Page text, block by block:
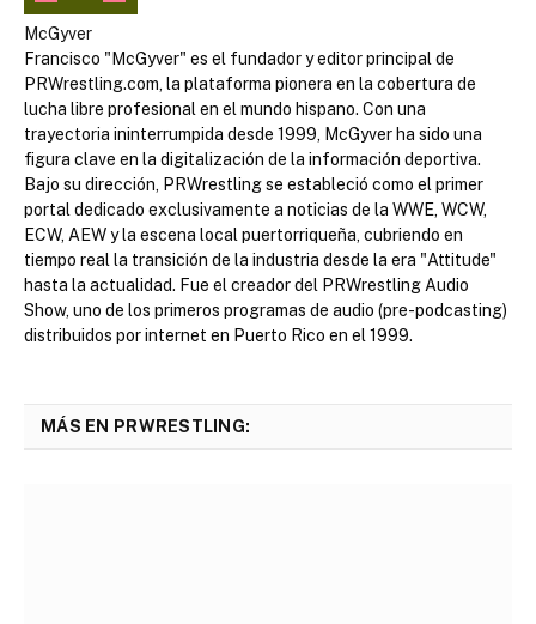
McGyver
Francisco "McGyver" es el fundador y editor principal de
PRWrestling.com, la plataforma pionera en la cobertura de
lucha libre profesional en el mundo hispano. Con una
trayectoria ininterrumpida desde 1999, McGyver ha sido una
figura clave en la digitalización de la información deportiva.
Bajo su dirección, PRWrestling se estableció como el primer
portal dedicado exclusivamente a noticias de la WWE, WCW,
ECW, AEW y la escena local puertorriqueña, cubriendo en
tiempo real la transición de la industria desde la era "Attitude"
hasta la actualidad. Fue el creador del PRWrestling Audio
Show, uno de los primeros programas de audio (pre-podcasting)
distribuidos por internet en Puerto Rico en el 1999.
MÁS EN PRWRESTLING: